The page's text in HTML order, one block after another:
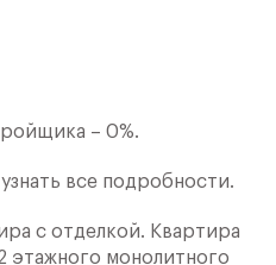
– 0%.
все подробности.
с отделкой. Квартира
этажного монолитного